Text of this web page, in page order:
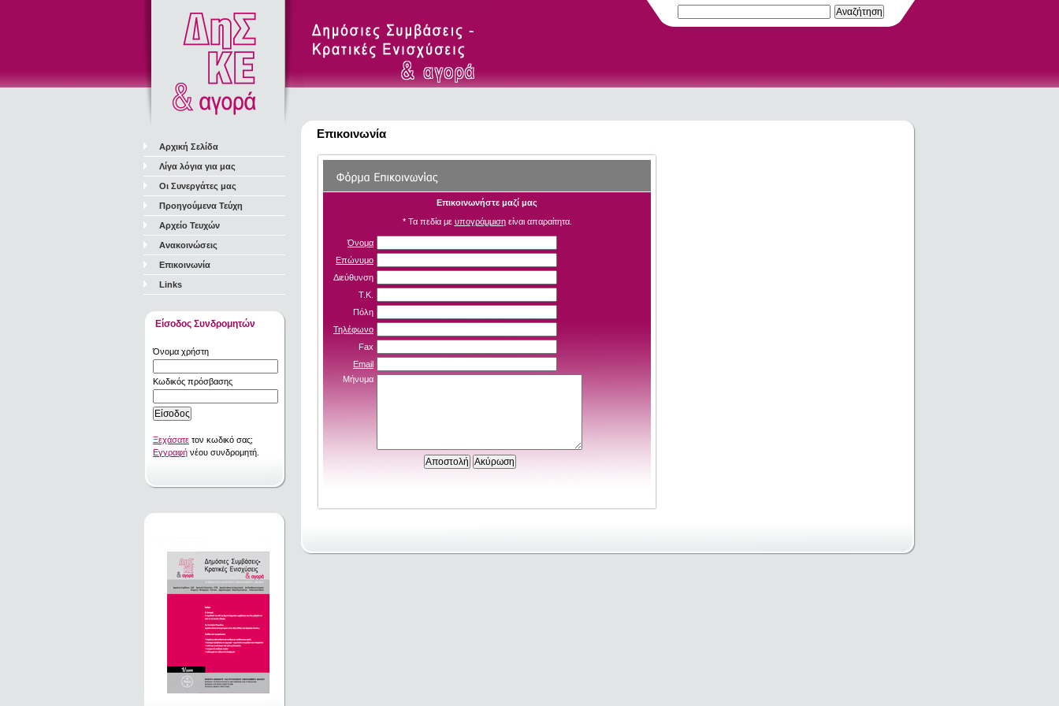
Αρχική Σελίδα
Λίγα λόγια για μας
Οι Συνεργάτες μας
Προηγούμενα Τεύχη
Αρχείο Τευχών
Ανακοινώσεις
Επικοινωνία
Links
Είσοδος Συνδρομητών
Όνομα χρήστη
Κωδικός πρόσβασης
Ξεχάσατε τον κωδικό σας;
Εγγραφή νέου συνδρομητή.
Επικοινωνία
Επικοινωνήστε μαζί μας
* Τα πεδία με υπογράμμισηείναι απαραίτητα.
Όνομα
Επώνυμο
Διεύθυνση
Τ.Κ.
Πόλη
Τηλέφωνο
Fax
Email
Μήνυμα